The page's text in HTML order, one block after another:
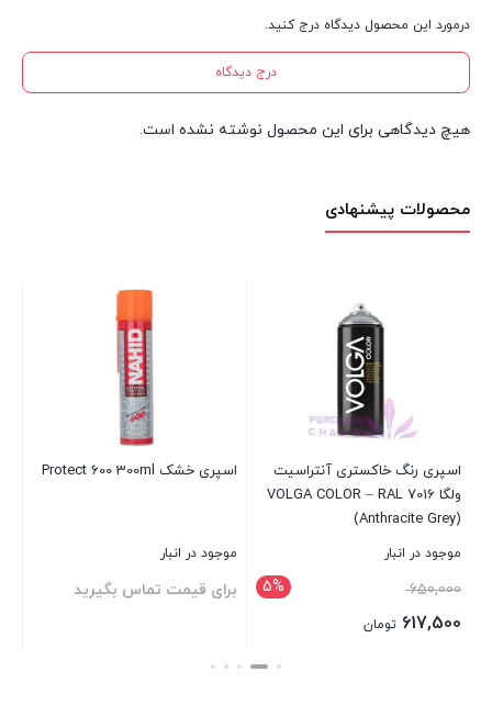
درمورد این محصول دیدگاه درج کنید.
درج دیدگاه
هیچ دیدگاهی برای این محصول نوشته نشده است.
محصولات پیشنهادی
اسپری رنگ خاکستری آنتراسیت
ولگا VOLGA COLOR – RAL 7016
(Anthracite Grey)
موجود در انبار
5% 650,000قیمت
اصلی:617,500 تومان
اسپری خشک Protect 600 300ml
موجود در انبار
برای قیمت تماس بگیرید
بستن